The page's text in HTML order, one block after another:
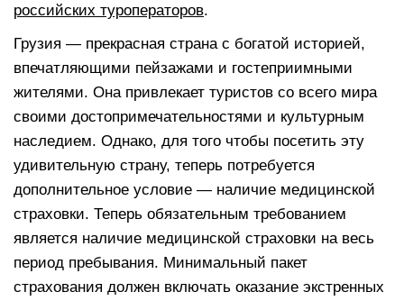
российских туроператоров.
Грузия — прекрасная страна с богатой историей,
впечатляющими пейзажами и гостеприимными
жителями. Она привлекает туристов со всего мира
своими достопримечательностями и культурным
наследием. Однако, для того чтобы посетить эту
удивительную страну, теперь потребуется
дополнительное условие — наличие медицинской
страховки. Теперь обязательным требованием
является наличие медицинской страховки на весь
период пребывания. Минимальный пакет
страхования должен включать оказание экстренных